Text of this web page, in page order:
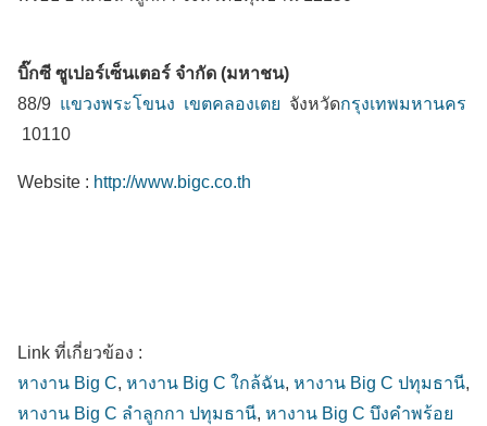
บิ๊กซี ซูเปอร์เซ็นเตอร์ จำกัด (มหาชน)
88/9 แขวงพระโขนง เขตคลองเตย จังหวัดกรุงเทพมหานคร
10110
Website : http://www.bigc.co.th
Link ที่เกี่ยวข้อง :
หางาน Big C, หางาน Big C ใกล้ฉัน, หางาน Big C ปทุมธานี,
หางาน Big C ลำลูกกา ปทุมธานี, หางาน Big C บึงคำพร้อย